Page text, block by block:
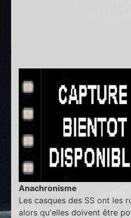
Anachronisme
Les casques des SS ont les
alors qu'elles doivent être